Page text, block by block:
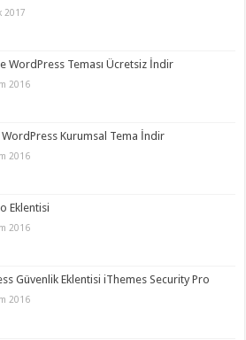
2017
WordPress Teması Ücretsiz İndir
2016
Kurumsal Tema İndir
2016
Eklentisi
2016
Güvenlik Eklentisi iThemes Security Pro
2016